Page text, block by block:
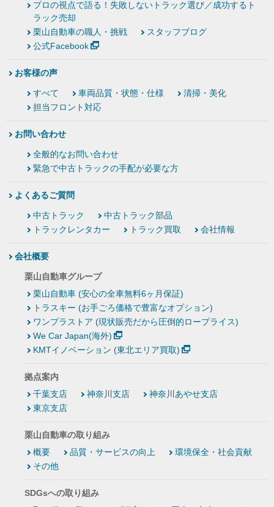
プロの視点で語る！失敗しないトラック選び／成功するト
ラック売却
栗山自動車の職人・挑戦
スタッフブログ
公式Facebook
お客様の声
すべて 車両品質・状態・仕様
清掃・美化
担当フロント対応
お問い合わせ
全般的なお問い合わせ
緊急で中古トラックの手配が必要な方
よくあるご質問
中古トラック
中古トラック部品
トラックレンタカー
トラック買取 会社情報
会社概要
栗山自動車グループ
栗山自動車 (安心の全車無料6ヶ月保証)
トラスキー (お手ごろ価格で豊富なオプション)
ワンプラストア (現状販売だから圧倒的ロープライス)
We Car Japan(海外)
KMTイノベーション (東北エリア買取)
拠点案内
千葉支店
神奈川支店
神奈川あやせ支店
東京支店
栗山自動車の取り組み
概要
品質・サービスの向上
環境保全・社会貢献
その他
SDGsへの取り組み